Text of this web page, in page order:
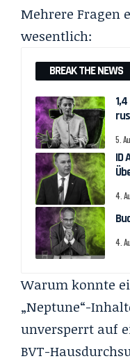
Mehrere Fragen
wesentlich:
BREAK THE NEWS
5.
ID
4.
4.
Warum konnte
„Neptune“-
unversperrt auf
BVT-